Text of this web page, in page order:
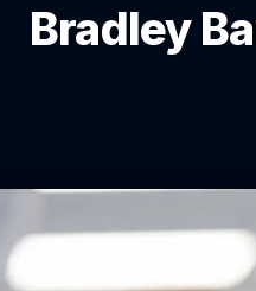
Bradley